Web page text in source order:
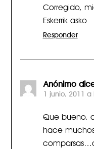
Corregido,
Eskerrik asko
Responder
Anónimo
1 junio, 2011 a
Que bueno,
hace